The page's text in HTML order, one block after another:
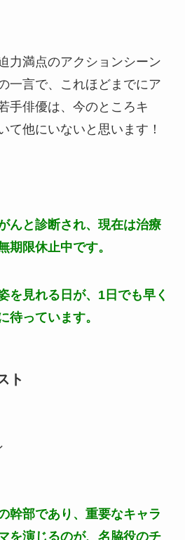
力満点のアクションシーン
一言で、これほどまでにア
手俳優は、今のところキ
て他にいないと思います！
んと診断され、現在は治療
期限休止中です。
を見れる日が、1日でも早く
待っています。
ト
幹部であり、重要なキャラ
を演じるのが、名脇役のチ